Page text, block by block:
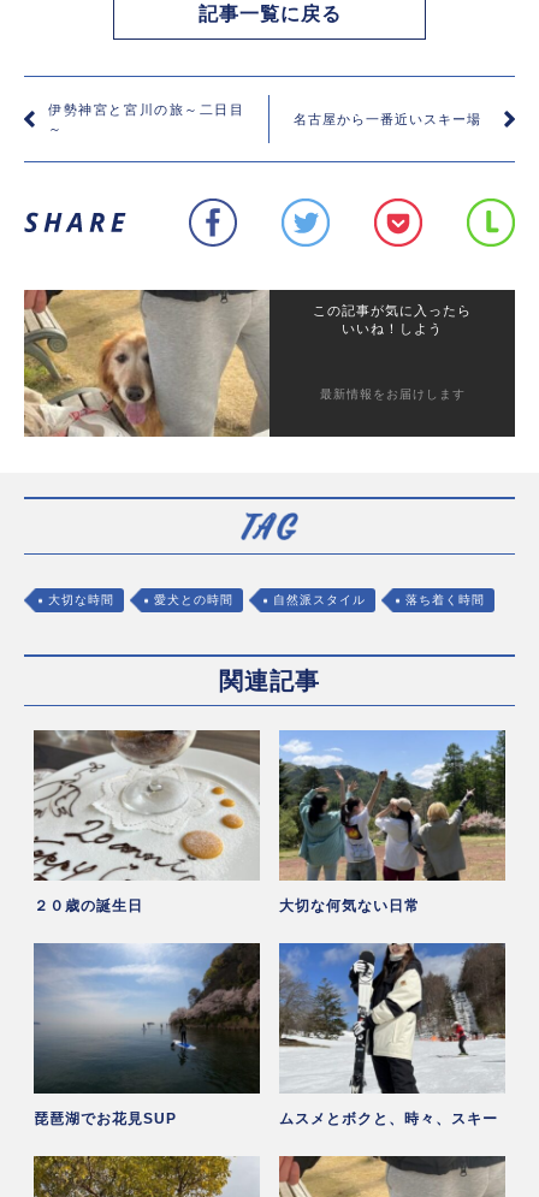
記事一覧に戻る
伊勢神宮と宮川の旅～二日目
～
名古屋から一番近いスキー場
この記事が気に入ったら
いいね！しよう
最新情報をお届けします
大切な時間 愛犬との時間 自然派スタイル 落ち着く時間
関連記事
２０歳の誕生日 大切な何気ない日常
琵琶湖でお花見SUP ムスメとボクと、時々、スキー